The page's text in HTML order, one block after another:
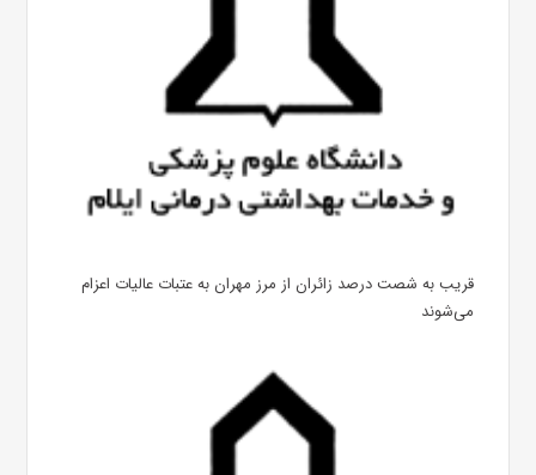
قریب به شصت درصد زائران از مرز مهران به عتبات عالیات اعزام
می‌شوند